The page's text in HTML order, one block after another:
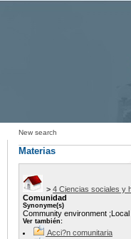
New search
Materias
> 4 Ciencias sociales y
Comunidad
Synonyme(s)
Community environment
Ver también:
Acci?n comunitaria